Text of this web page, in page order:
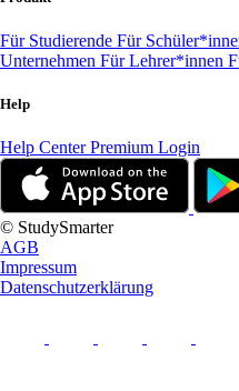
Für Studierende Für
Unternehmen Für Lehrer*innen
Help
Help CenterPremium Login
© StudySmarter
AGB
Impressum
Datenschutzerklärung